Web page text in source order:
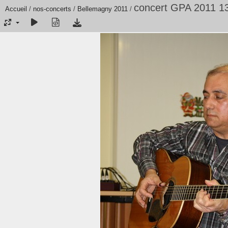
Accueil / nos-concerts / Bellemagny 2011 / concert GPA 2011